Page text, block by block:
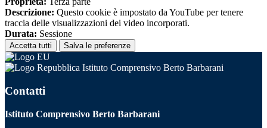
Descrizione: Questo cookie è impostato da YouTube per tenere
traccia delle visualizzazioni dei video incorporati.
Durata: Sessione
Accetta tutti Salva le preferenze
Istituto Comprensivo Berto Barbarani
Contatti
Istituto Comprensivo Berto Barbarani